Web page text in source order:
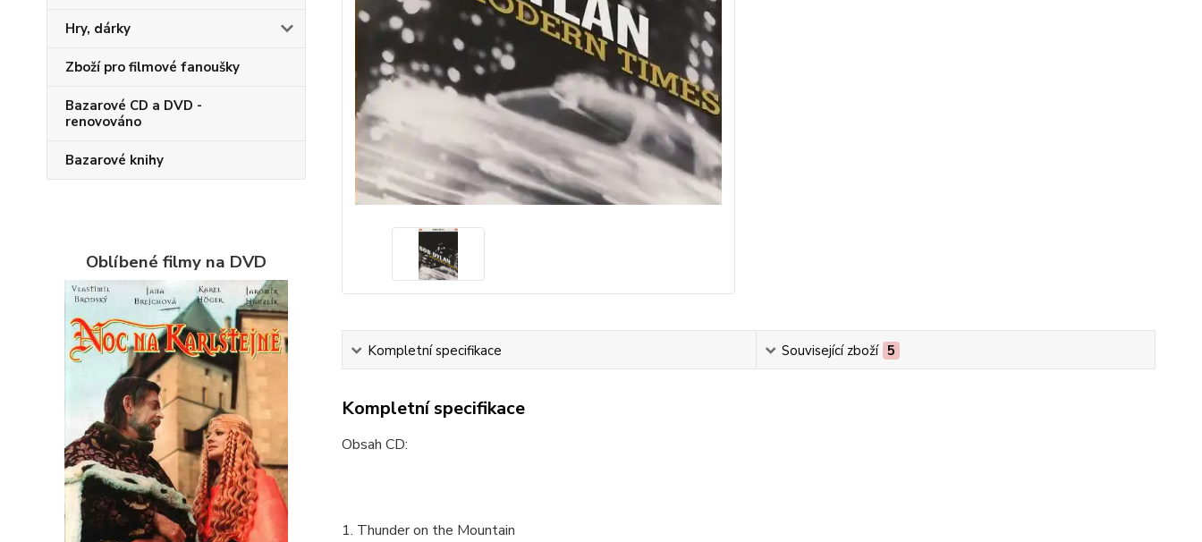
Hry, dárky
Zboží pro filmové fanoušky
Bazarové CD a DVD -
renovováno
Bazarové knihy
Oblíbené filmy na DVD
Kompletní specifikace Související zboží 5
Kompletní specifikace
Obsah CD:
1. Thunder on the Mountain